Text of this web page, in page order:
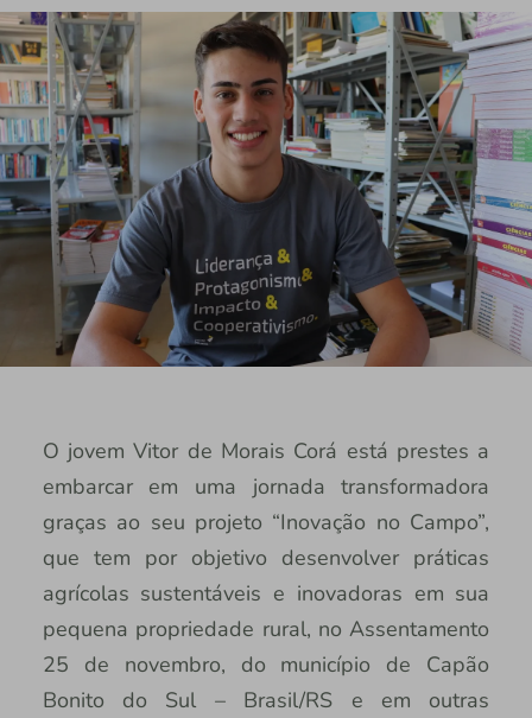
O jovem Vitor de Morais Corá está prestes a
embarcar em uma jornada transformadora
graças ao seu projeto “Inovação no Campo”,
que tem por objetivo desenvolver práticas
agrícolas sustentáveis e inovadoras em sua
pequena propriedade rural, no Assentamento
25 de novembro, do município de Capão
Bonito do Sul – Brasil/RS e em outras